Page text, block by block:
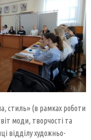
стиль» (в рамках роботи
моди, творчості та
відділу художньо-